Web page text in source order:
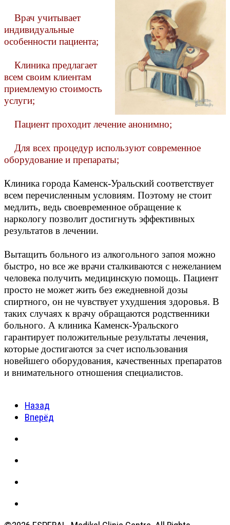
Врач учитывает
индивидуальные
особенности пациента;
Клиника предлагает
всем своим клиентам
приемлемую стоимость
услуги;
Пациент проходит лечение анонимно;
Для всех процедур используют современное
оборудование и препараты;
Клиника города Каменск-Уральский соответствует
всем перечисленным условиям. Поэтому не стоит
медлить, ведь своевременное обращение к
наркологу позволит достигнуть эффективных
результатов в лечении.
Вытащить больного из алкогольного запоя можно
быстро, но все же врачи сталкиваются с нежеланием
человека получить медицинскую помощь. Пациент
просто не может жить без ежедневной дозы
спиртного, он не чувствует ухудшения здоровья. В
таких случаях к врачу обращаются родственники
больного. А клиника Каменск-Уральского
гарантирует положительные результаты лечения,
которые достигаются за счет использования
новейшего оборудования, качественных препаратов
и внимательного отношения специалистов.
Назад
Вперёд